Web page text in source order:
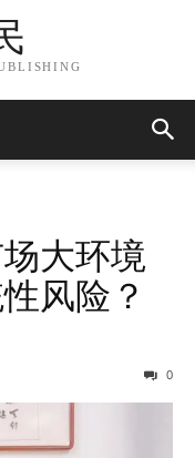
大环境
风险？
0